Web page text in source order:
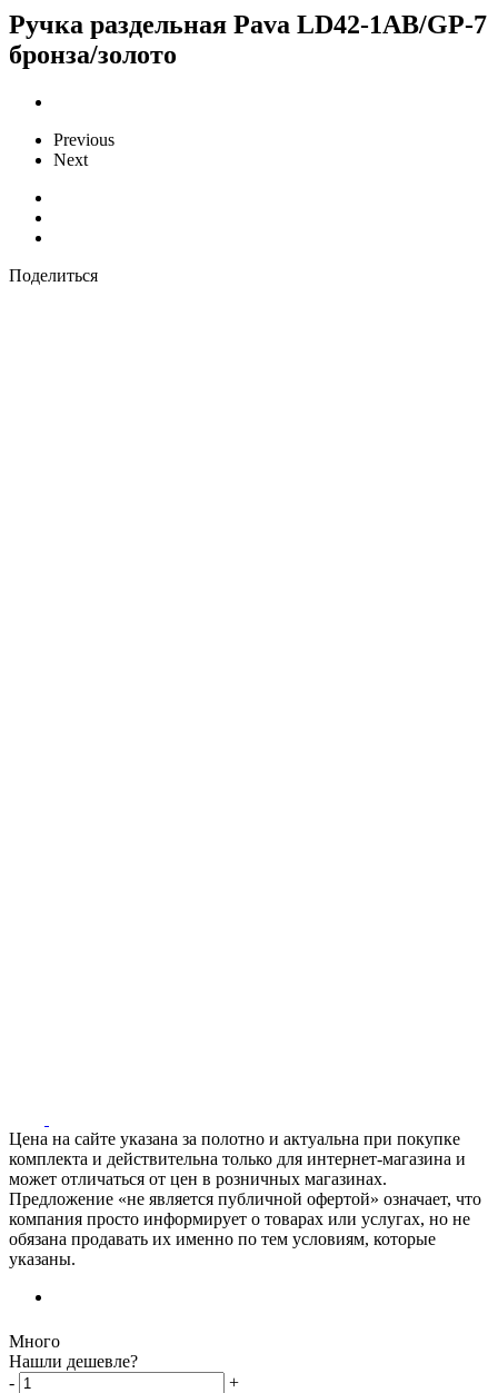
Ручка раздельная Pava LD42-1AB/GP-7
бронза/золото
Previous
Next
Поделиться
Цена на сайте указана за полотно и актуальна при покупке
комплекта и действительна только для интернет-магазина и
может отличаться от цен в розничных магазинах.
Предложение «не является публичной офертой» означает, что
компания просто информирует о товарах или услугах, но не
обязана продавать их именно по тем условиям, которые
указаны.
Много
Нашли дешевле?
-
+